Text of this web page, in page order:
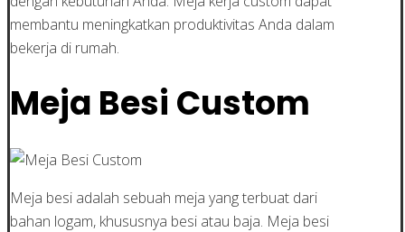
membantu meningkatkan produktivitas Anda dalam
bekerja di rumah.
Meja Besi Custom
Meja besi adalah sebuah meja yang terbuat dari
bahan logam, khususnya besi atau baja. Meja besi